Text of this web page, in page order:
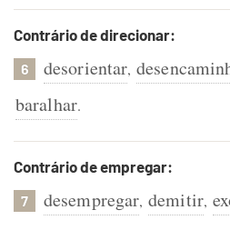
Contrário de direcionar:
6 desorientar,
baralhar.
Contrário de empregar:
7 desempregar, demitir,